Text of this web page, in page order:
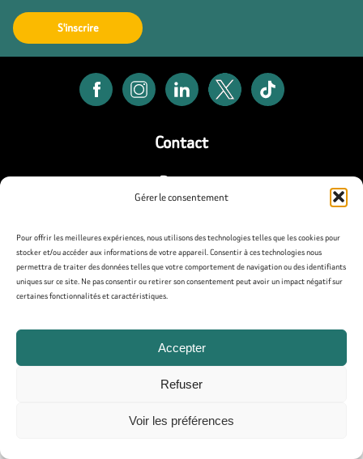
Gérer le consentement
Pour offrir les meilleures expériences, nous utilisons des technologies telles que les cookies pour
stocker et/ou accéder aux informations de votre appareil. Consentir à ces technologies nous
permettra de traiter des données telles que votre comportement de navigation ou des identifiants
uniques sur ce site. Ne pas consentir ou retirer son consentement peut avoir un impact négatif sur
certaines fonctionnalités et caractéristiques.
Accepter
Refuser
Voir les préférences
S'inscrire
Contact
Presse
Politique de confidentialité
Politique de cookies (UE)